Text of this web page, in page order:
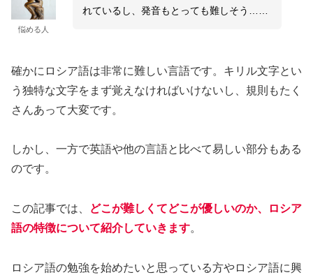
悩める人
れているし、発音もとっても難しそう……
確かにロシア語は非常に難しい言語です。キリル文字とい
う独特な文字をまず覚えなければいけないし、規則もたく
さんあって大変です。
しかし、一方で英語や他の言語と比べて易しい部分もある
のです。
この記事では、
どこが難しくてどこが優しいのか、ロシア
語の特徴について紹介していきます。
ロシア語の勉強を始めたいと思っている方やロシア語に興